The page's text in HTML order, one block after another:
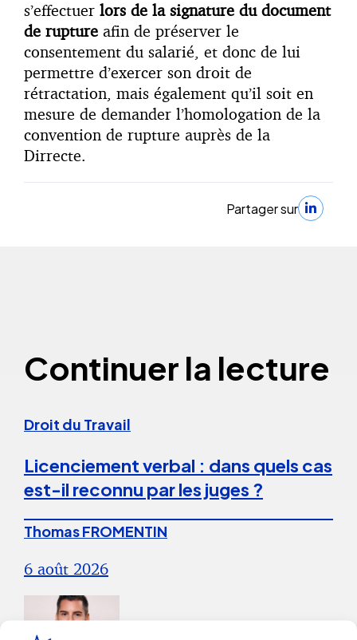
s’effectuer lors de la signature du document
de rupture afin de préserver le
consentement du salarié, et donc de lui
permettre d’exercer son droit de
rétractation, mais également qu’il soit en
mesure de demander l’homologation de la
convention de rupture auprès de la
Dirrecte.
Partager sur
Continuer la lecture
Droit du Travail
Licenciement verbal : dans quels cas
est-il reconnu par les juges ?
Thomas FROMENTIN
6 août 2026